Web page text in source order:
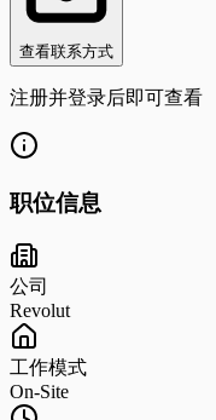
查看联系方式
注册并登录后即可查看
职位信息
公司
Revolut
工作模式
On-Site